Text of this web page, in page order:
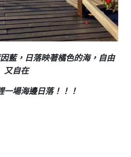
藍，日落映著橘色的海，自由
又自在
一場海邊日落！！！